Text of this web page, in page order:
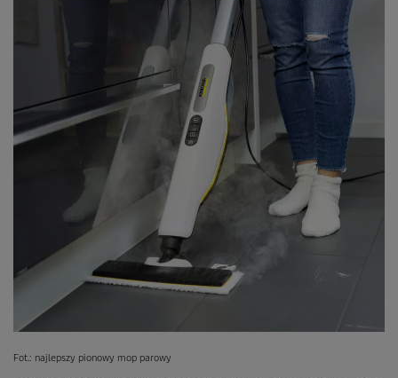
Fot.: najlepszy pionowy mop parowy